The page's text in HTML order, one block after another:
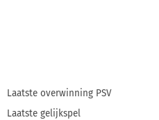
Laatste overwinning PSV
Laatste gelijkspel